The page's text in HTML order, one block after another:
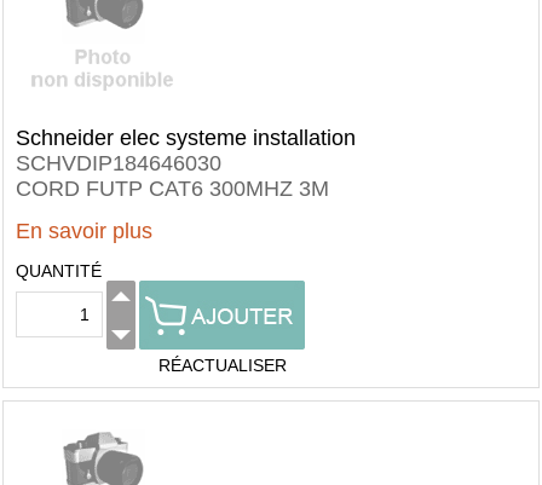
Schneider elec systeme installation
SCHVDIP184646030
CORD FUTP CAT6 300MHZ 3M
En savoir plus
QUANTITÉ
RÉACTUALISER